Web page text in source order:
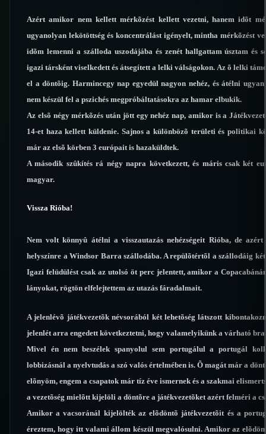
Azért amikor nem kellett mérkõzést kellett vezetni, hanem idõt
ugyanolyan lekötöttség és koncentrálást igényelt, mintha mérkõzést
idõm lemenni a szálloda uszodájába és zenét hallgattam úsztam és
igazi társként viselkedett és átsegített a lelki válságokon. Az õ lelki
el a döntõig. Harmincegy nap egyedül nagyon nehéz, és átélni
nem készül fel a pszichés megpróbáltatásokra az hamar elbukik.
Az elsõ négy mérkõzés után jött egy nehéz nap, amikor is a
14-et haza kellett küldenie. Sajnos a különbözõ területi és politikai
már az elsõ körben 3 európait is hazaküldtek.
A második szûkítés rá négy napra következett, és máris csak két
magyar.
Vissza Rióba!
Nem volt könnyû átélni a visszautazás nehézségeit Rióba, de
helyszínre a Windsor Barra szállodába. A repülõtértõl a szállodáig
Igazi felüdülést csak az utolsó öt perc jelentett, amikor a
lányokat, rögtön elfelejtettem az utazás fáradalmait.
A jelenlévõ játékvezetõk névsorából két lehetõség látszott
jelenlét arra engedett következtetni, hogy valamelyikünk a várható
Mivel én nem beszélek spanyolul sem portugálul a portugál
lobbizásnál a nyelvtudás a szó valós értelmében is. Õ magát már a
elõnyöm, engem a csapatok már tíz éve ismernek és a szakmai
a vezetõség mielõtt kijelöli a döntõre a játékvezetõket azért felméri a
Amikor a vacsoránál kijelölték az elõdöntõ játékvezetõit és a
éreztem, hogy itt valami állom készül megvalósulni. Amikor az